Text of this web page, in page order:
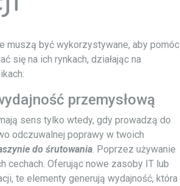
muszą być wykorzystywane, aby pomóc
się na ich rynkach, działając na
przemysłową
sens tylko wtedy, gdy prowadzą do
odczuwalnej poprawy w twoich
do śrutowania. Poprzez używanie
cechach. Oferując nowe zasoby IT lub
te elementy generują wydajność, która